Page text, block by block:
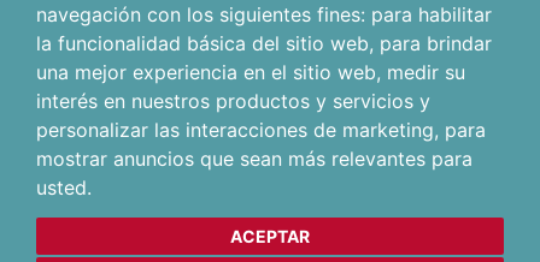
navegación con los siguientes fines: para habilitar
la funcionalidad básica del sitio web, para brindar
una mejor experiencia en el sitio web, medir su
interés en nuestros productos y servicios y
personalizar las interacciones de marketing, para
mostrar anuncios que sean más relevantes para
usted.
ACEPTAR